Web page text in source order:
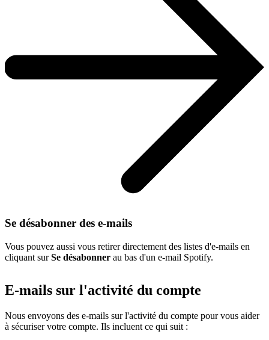
Se désabonner des e-mails
Vous pouvez aussi vous retirer directement des listes d'e-mails en
cliquant surSe désabonner au bas d'un e-mail Spotify.
E-mails sur l'activité du compte
Nous envoyons des e-mails sur l'activité du compte pour vous aider
à sécuriser votre compte. Ils incluent ce qui suit :